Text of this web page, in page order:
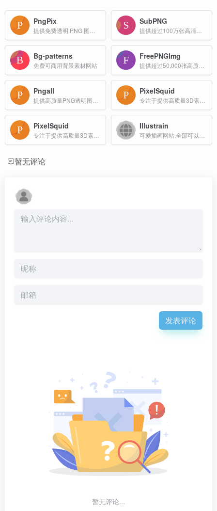
PngPix SubPNG
Bg-patterns
免费可商用背景素材网站
FreePNGImg
Pngall PixelSquid
PixelSquid Illustrain
暂无评论
发表评论
暂无评论...